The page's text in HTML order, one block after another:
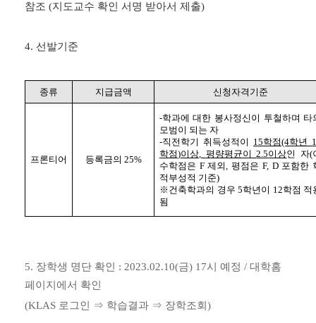
참조 (지도교수 확인 서명 받아서 제출)
4. 선발기준
종류 지급금액 신청자격기준
프론티어 등록금의 25%
-학과에 대한 봉사정신이 투철하며 타
모범이 되는 자
-직전학기 취득성적이 15학점(4학년
학점)이상, 평량평균이2.5이상인 자(
수학점은 F제외,평점은 F, D 포함한
적부성적 기준)
※ 건축학과의 경우5학년이 12학점 적
됨
5. 장학생 명단 확인 : 2023.02.10(금) 17시 예정 / 대학홈
페이지에서 확인
(KLAS 로그인 ⇒ 학습결과 ⇒ 장학조회 )